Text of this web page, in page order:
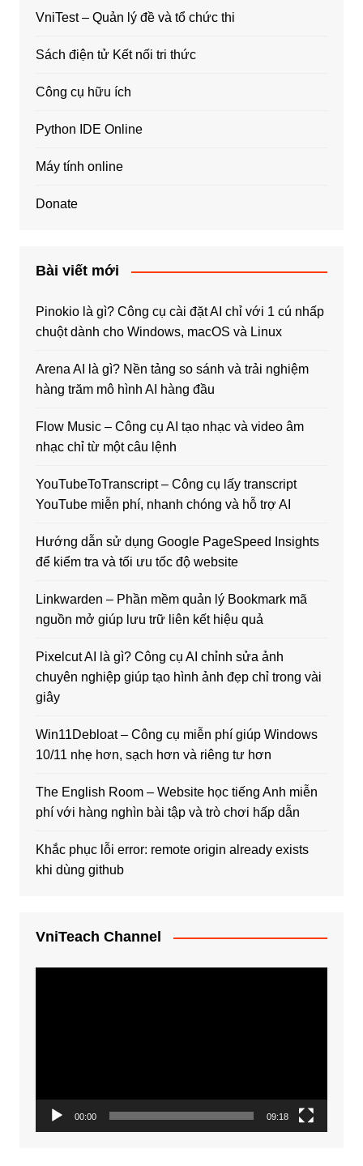
VniTest – Quản lý đề và tổ chức thi
Sách điện tử Kết nối tri thức
Công cụ hữu ích
Python IDE Online
Máy tính online
Donate
Bài viết mới
Pinokio là gì? Công cụ cài đặt AI chỉ với 1 cú nhấp
chuột dành cho Windows, macOS và Linux
Arena AI là gì? Nền tảng so sánh và trải nghiệm
hàng trăm mô hình AI hàng đầu
Flow Music – Công cụ AI tạo nhạc và video âm
nhạc chỉ từ một câu lệnh
YouTubeToTranscript – Công cụ lấy transcript
YouTube miễn phí, nhanh chóng và hỗ trợ AI
Hướng dẫn sử dụng Google PageSpeed Insights
để kiểm tra và tối ưu tốc độ website
Linkwarden – Phần mềm quản lý Bookmark mã
nguồn mở giúp lưu trữ liên kết hiệu quả
Pixelcut AI là gì? Công cụ AI chỉnh sửa ảnh
chuyên nghiệp giúp tạo hình ảnh đẹp chỉ trong vài
giây
Win11Debloat – Công cụ miễn phí giúp Windows
10/11 nhẹ hơn, sạch hơn và riêng tư hơn
The English Room – Website học tiếng Anh miễn
phí với hàng nghìn bài tập và trò chơi hấp dẫn
Khắc phục lỗi error: remote origin already exists
khi dùng github
VniTeach Channel
00:00 09:18